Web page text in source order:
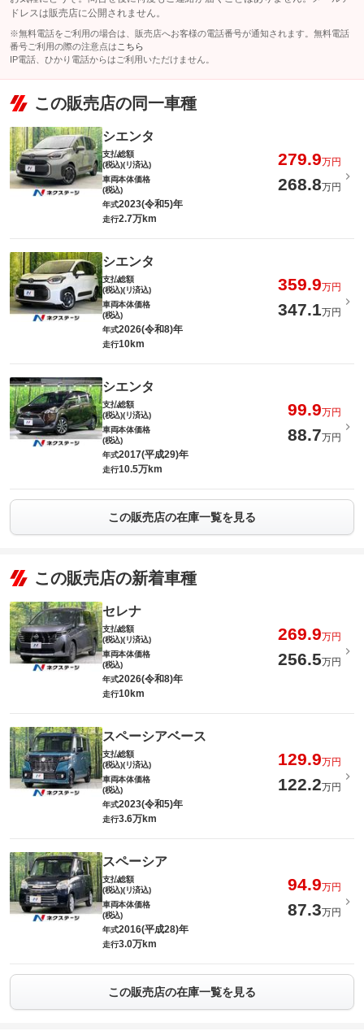
ドレスは販売店に公開されません。
※無料電話をご利用の場合は、販売店へお客様の電話番号が通知されます。無料電話
番号ご利用の際の注意点は こちら
IP電話、ひかり電話からはご利用いただけません。
この販売店の同一車種
シエンタ
支払総額
(税込)(リ済込)
279.9万円
車両本体価格
(税込)
268.8万円
年式2023(令和5)年
走行2.7万km
シエンタ
支払総額
(税込)(リ済込)
359.9万円
車両本体価格
(税込)
347.1万円
年式2026(令和8)年
走行10km
シエンタ
支払総額
(税込)(リ済込)
99.9万円
車両本体価格
(税込)
88.7万円
年式2017(平成29)年
走行10.5万km
この販売店の在庫一覧を見る
この販売店の新着車種
セレナ
支払総額
(税込)(リ済込)
269.9万円
車両本体価格
(税込)
256.5万円
年式2026(令和8)年
走行10km
スペーシアベース
支払総額
(税込)(リ済込)
129.9万円
車両本体価格
(税込)
122.2万円
年式2023(令和5)年
走行3.6万km
スペーシア
支払総額
(税込)(リ済込)
94.9万円
車両本体価格
(税込)
87.3万円
年式2016(平成28)年
走行3.0万km
この販売店の在庫一覧を見る